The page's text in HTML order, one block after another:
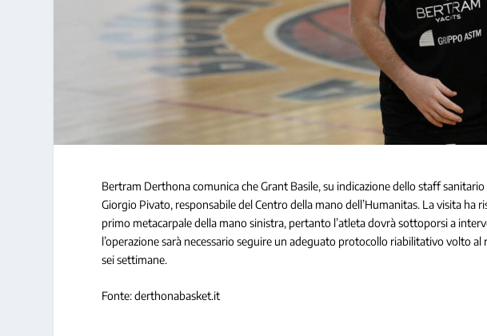
Bertram Derthona comunica che Grant Basile, su indicazione dello staff
Giorgio Pivato, responsabile del Centro della mano dell’Humanitas. La visita ha
primo metacarpale della mano sinistra, pertanto l’atleta dovrà sottoporsi a
l’operazione sarà necessario seguire un adeguato protocollo riabilitativo volto
sei settimane.
Fonte: derthonabasket.it